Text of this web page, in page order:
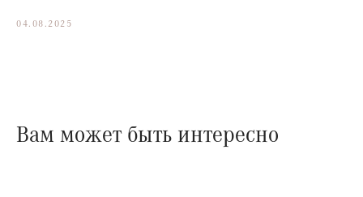
04.08.2025
Вам может быть интересно